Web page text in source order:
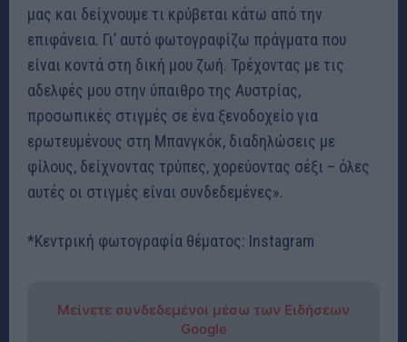
μας και δείχνουμε τι κρύβεται κάτω από την
επιφάνεια. Γι’ αυτό φωτογραφίζω πράγματα που
είναι κοντά στη δική μου ζωή. Τρέχοντας με τις
αδελφές μου στην ύπαιθρο της Αυστρίας,
προσωπικές στιγμές σε ένα ξενοδοχείο για
ερωτευμένους στη Μπανγκόκ, διαδηλώσεις με
φίλους, δείχνοντας τρύπες, χορεύοντας σέξι – όλες
αυτές οι στιγμές είναι συνδεδεμένες».
*Κεντρική φωτογραφία θέματος: Instagram
Μείνετε συνδεδεμένοι μέσω των Ειδήσεων
Google